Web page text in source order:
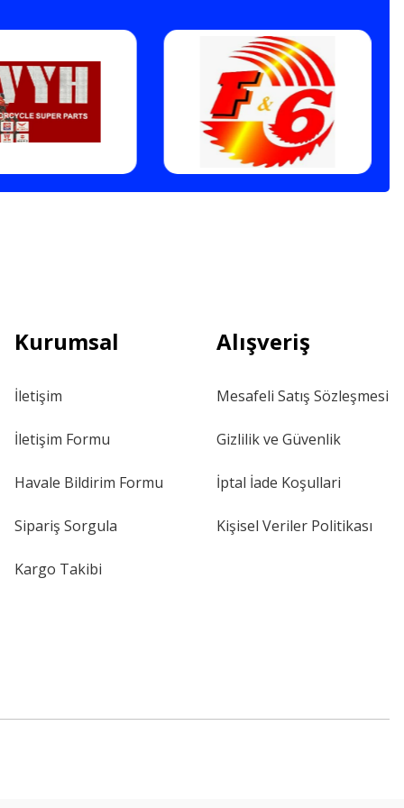
Kurumsal
İletişim
İletişim Formu
Havale Bildirim Formu
Sipariş Sorgula
Kargo Takibi
Alışveriş
Mesafeli Satış Sözleşmesi
Gizlilik ve Güvenlik
İptal İade Koşullari
Kişisel Veriler Politikası